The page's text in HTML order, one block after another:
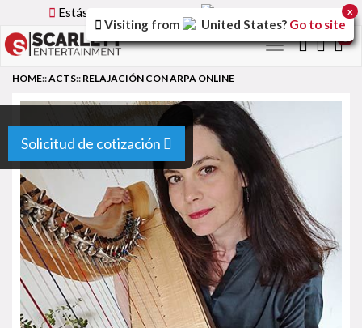
Estás utilizando la versión
Toggle
Solicitud de cotización
HOME::ACTS:: RELAJACIÓN CON ARPA ONLINE
Visiting from United States? Go to site
x